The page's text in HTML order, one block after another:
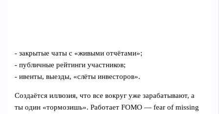
- закрытые чаты с «живыми отчётами»;
- публичные рейтинги участников;
- ивенты, выезды, «слёты инвесторов».
Создаётся иллюзия, что все вокруг уже зарабатывают, а
ты один «тормозишь». Работает FOMO — fear of missing